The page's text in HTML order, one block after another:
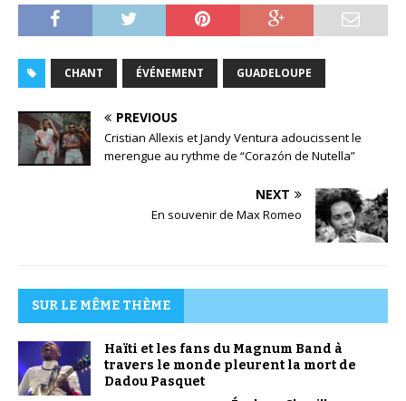
CHANT ÉVÉNEMENT GUADELOUPE
PREVIOUS
Cristian Allexis et Jandy Ventura adoucissent le
merengue au rythme de “Corazón de Nutella”
NEXT
En souvenir de Max Romeo
SUR LE MÊME THÈME
Haïti et les fans du Magnum Band à
travers le monde pleurent la mort de
Dadou Pasquet